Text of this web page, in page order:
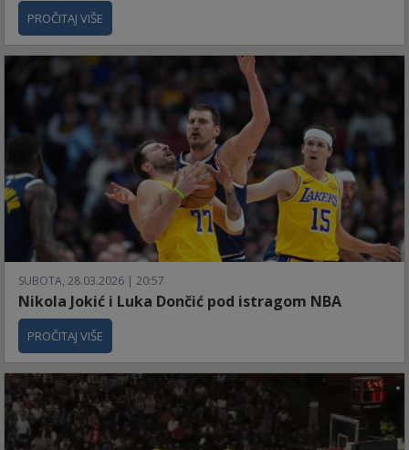
PROČITAJ VIŠE
SUBOTA, 28.03.2026 | 20:57
Nikola Jokić i Luka Dončić pod istragom NBA
PROČITAJ VIŠE